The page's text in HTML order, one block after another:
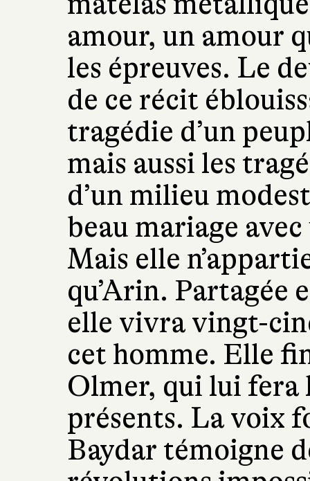
amour, un amour
les épreuves. Le
de ce récit
tragédie d’un
mais aussi les
d’un milieu
beau mariage
Mais elle
qu’Arin. Partagée
elle vivra vingt-
cet homme. Elle
Olmer, qui lui fera
présents. La voix
Baydar témoigne